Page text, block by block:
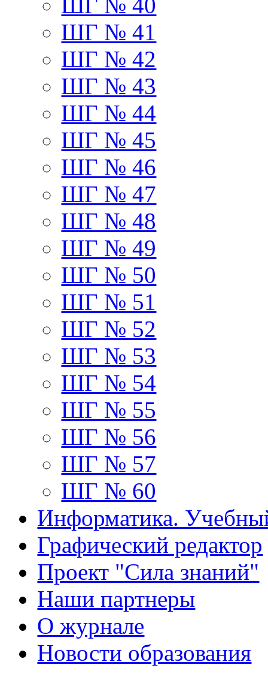
ШГ № 40
ШГ № 41
ШГ № 42
ШГ № 43
ШГ № 44
ШГ № 45
ШГ № 46
ШГ № 47
ШГ № 48
ШГ № 49
ШГ № 50
ШГ № 51
ШГ № 52
ШГ № 53
ШГ № 54
ШГ № 55
ШГ № 56
ШГ № 57
ШГ № 60
Информатика.
Графический редактор
Проект "Сила знаний"
Наши партнеры
О журнале
Новости образования